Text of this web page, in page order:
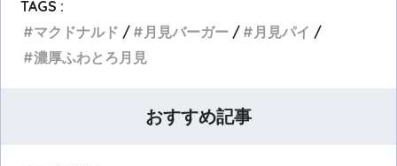
TAGS :
マクドナルド
月見バーガー
月見パイ
濃厚ふわとろ月見
おすすめ記事